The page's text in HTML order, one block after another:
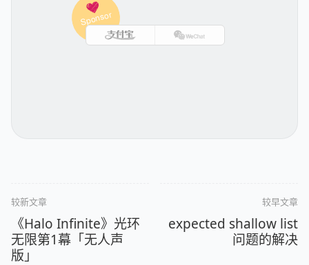
较新文章
《Halo Infinite》光环
无限第1幕「无人声
版」
较早文章
expected shallow list
问题的解决